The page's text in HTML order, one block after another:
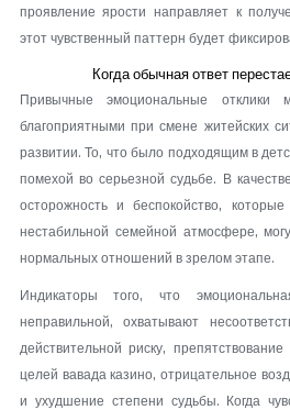
проявление ярости направляет к
этот чувственный паттерн будет
Когда обычная ответ
Привычные эмоциональные отклики
благоприятными при смене житейских
развитии. То, что было подходящим в
помехой во серьезной судьбе. В
осторожность и беспокойство,
нестабильной семейной атмосфере,
нормальных отношений в зрелом этапе.
Индикаторы того, что
неправильной, охватывают
действительной риску,
целей вавада казино, отрицательное
и ухудшение степени судьбы. Когда